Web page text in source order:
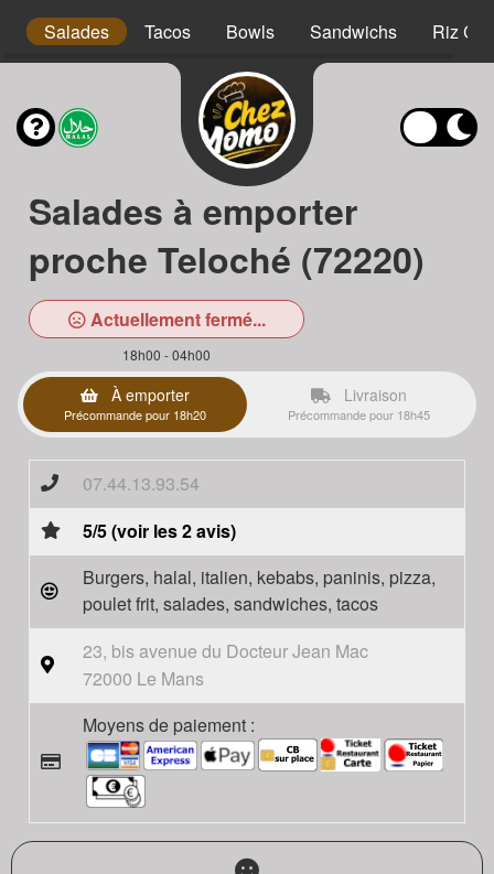
Salades Tacos Bowls Sandwichs Riz
Salades à emporter
proche Teloché (72220)
Actuellement fermé...
18h00 - 04h00
À emporter
Précommande pour 18h20
Livraison
Précommande pour 18h45
07.44.13.93.54
5/5 (voir les 2 avis)
Burgers, halal, italien, kebabs, paninis, pizza,
poulet frit, salades, sandwiches, tacos
23, bis avenue du Docteur Jean Mac
72000 Le Mans
Moyens de paiement :